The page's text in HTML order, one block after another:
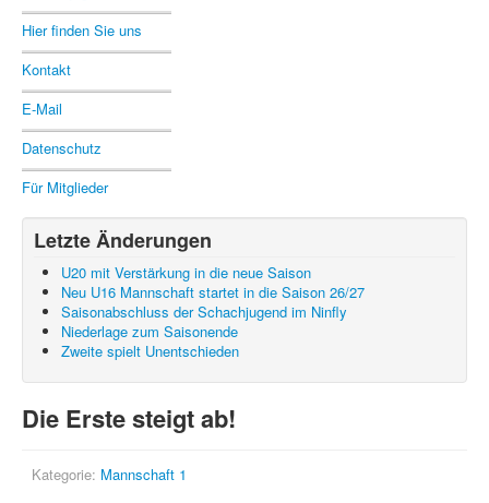
Hier finden Sie uns
Kontakt
E-Mail
Datenschutz
Für Mitglieder
Letzte Änderungen
U20 mit Verstärkung in die neue Saison
Neu U16 Mannschaft startet in die Saison 26/27
Saisonabschluss der Schachjugend im Ninfly
Niederlage zum Saisonende
Zweite spielt Unentschieden
Die Erste steigt ab!
Kategorie: Mannschaft 1